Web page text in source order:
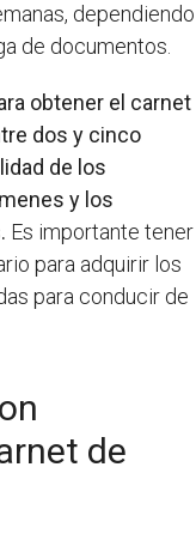
dependiendo
de documentos.
obtener el carnet
dos y cinco
de los
y los
Es importante tener
para adquirir los
para conducir de
de